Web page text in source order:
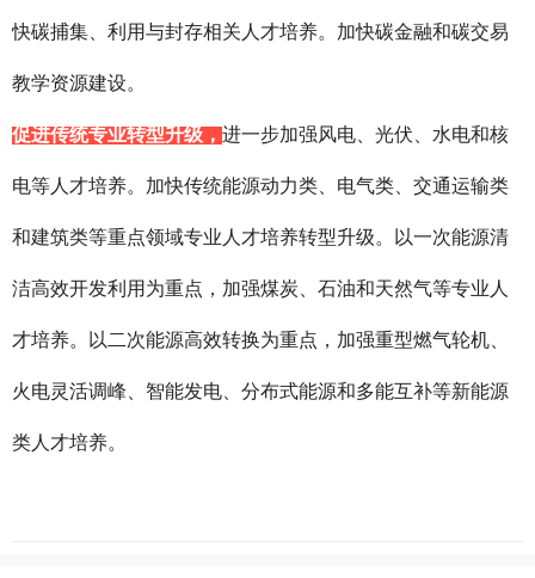
快碳捕集、利用与封存相关人才培养。加快碳金融和碳交易
教学资源建设。
促进传统专业转型升级， 进一步加强风电、光伏、水电和核
电等人才培养。加快传统能源动力类、电气类、交通运输类
和建筑类等重点领域专业人才培养转型升级。以一次能源清
洁高效开发利用为重点，加强煤炭、石油和天然气等专业人
才培养。以二次能源高效转换为重点，加强重型燃气轮机、
火电灵活调峰、智能发电、分布式能源和多能互补等新能源
类人才培养。